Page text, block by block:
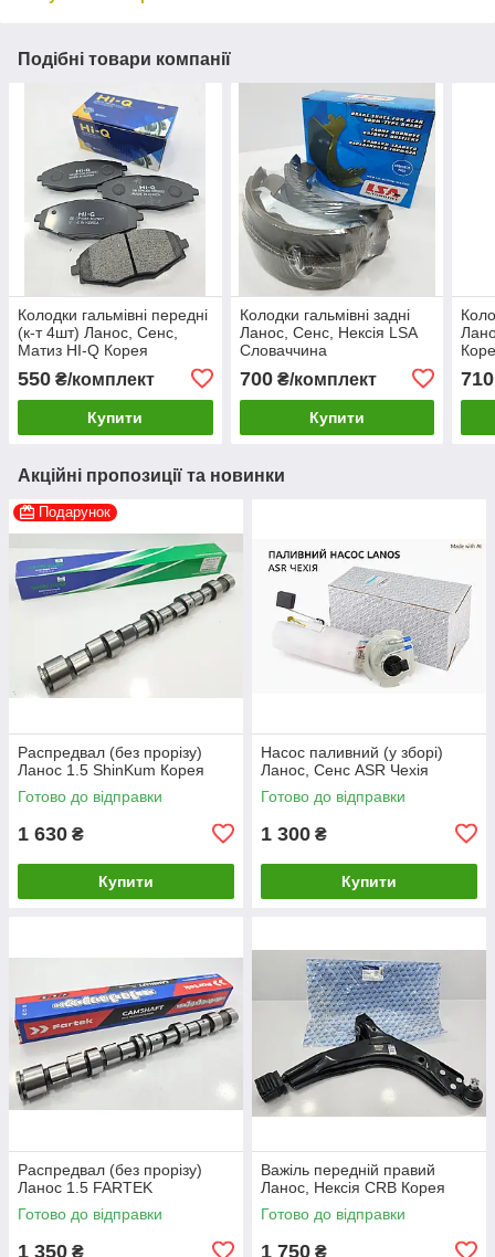
Подібні товари компанії
Колодки гальмівні передні
(к-т 4шт) Ланос, Сенс,
Матиз HI-Q Корея
550 ₴/комплект
Купити
Колодки гальмівні задні
Ланос, Сенс, Нексія LSA
Словаччина
700₴/комплект
Купити
710
Акційні пропозиції та новинки
Подарунок
Распредвал (без прорізу)
Ланос 1.5 ShinKum Корея
Готово до відправки
1 630 ₴
Купити
Насос паливний (у зборі)
Ланос, Сенс ASR Чехія
Готово до відправки
1 300 ₴
Купити
Распредвал (без прорізу)
Ланос 1.5 FARTEK
Готово до відправки
1 350 ₴
Важіль передній правий
Ланос, Нексія CRB Корея
Готово до відправки
1 750 ₴